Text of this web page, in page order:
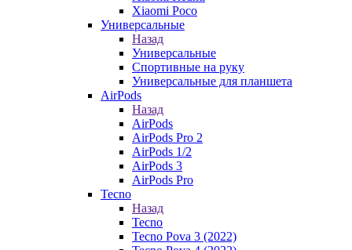
Xiaomi Poco
Универсальные
Назад
Универсальные
Спортивные на руку
Универсальные для планшета
AirPods
Назад
AirPods
AirPods Pro 2
AirPods 1/2
AirPods 3
AirPods Pro
Tecno
Назад
Tecno
Tecno Pova 3 (2022)